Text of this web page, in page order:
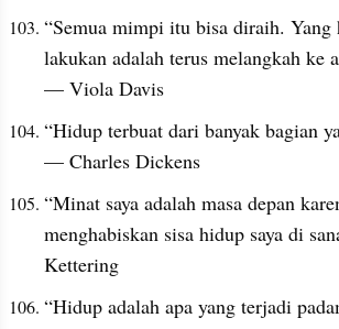
“Semua mimpi itu bisa diraih. Yang
lakukan adalah terus melangkah ke
— Viola Davis
“Hidup terbuat dari banyak bagian
— Charles Dickens
“Minat saya adalah masa depan
menghabiskan sisa hidup saya di
Kettering
“Hidup adalah apa yang terjadi